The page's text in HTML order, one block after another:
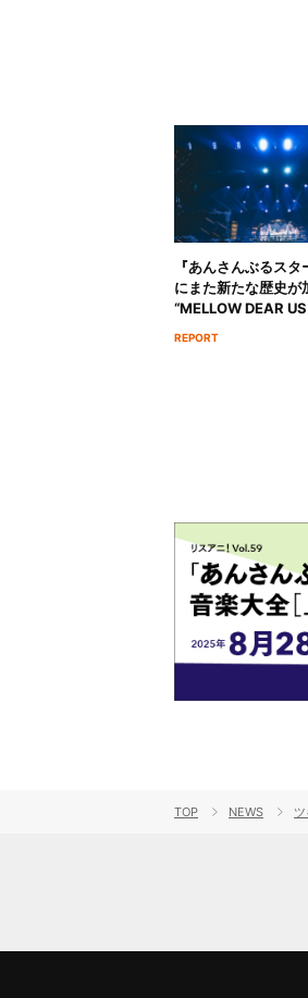
『あんさんぶるスタ
にまた新たな歴史が
“MELLOW DEAR
REPORT
TOP NEWS